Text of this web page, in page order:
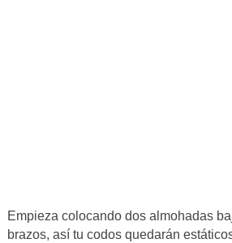
Empieza colocando dos almohadas
brazos, así tu codos quedarán